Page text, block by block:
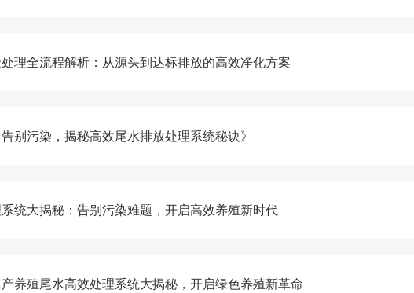
理全流程解析：从源头到达标排放的高效净化方案
别污染，揭秘高效尾水排放处理系统秘诀》
统大揭秘：告别污染难题，开启高效养殖新时代
养殖尾水高效处理系统大揭秘，开启绿色养殖新革命